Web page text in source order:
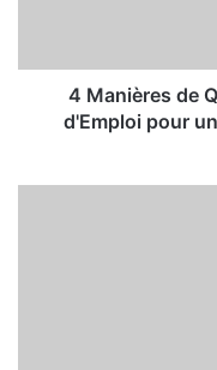
4 Manières de
d'Emploi pour